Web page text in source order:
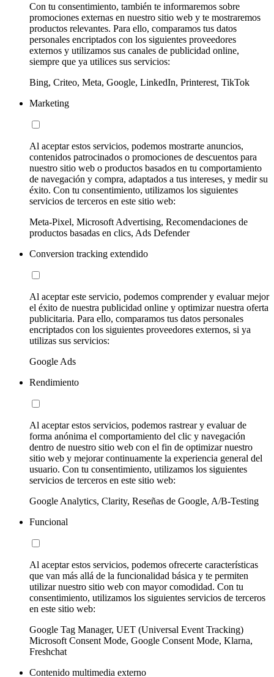
Con tu consentimiento, también te informaremos sobre
promociones externas en nuestro sitio web y te mostraremos
productos relevantes. Para ello, comparamos tus datos
personales encriptados con los siguientes proveedores
externos y utilizamos sus canales de publicidad online,
siempre que ya utilices sus servicios:
Bing, Criteo, Meta, Google, LinkedIn, Printerest, TikTok
Marketing
Al aceptar estos servicios, podemos mostrarte anuncios,
contenidos patrocinados o promociones de descuentos para
nuestro sitio web o productos basados en tu comportamiento
de navegación y compra, adaptados a tus intereses, y medir su
éxito. Con tu consentimiento, utilizamos los siguientes
servicios de terceros en este sitio web:
Meta-Pixel, Microsoft Advertising, Recomendaciones de
productos basadas en clics, Ads Defender
Conversion tracking extendido
Al aceptar este servicio, podemos comprender y evaluar mejor
el éxito de nuestra publicidad online y optimizar nuestra oferta
publicitaria. Para ello, comparamos tus datos personales
encriptados con los siguientes proveedores externos, si ya
utilizas sus servicios:
Google Ads
Rendimiento
Al aceptar estos servicios, podemos rastrear y evaluar de
forma anónima el comportamiento del clic y navegación
dentro de nuestro sitio web con el fin de optimizar nuestro
sitio web y mejorar continuamente la experiencia general del
usuario. Con tu consentimiento, utilizamos los siguientes
servicios de terceros en este sitio web:
Google Analytics, Clarity, Reseñas de Google, A/B-Testing
Funcional
Al aceptar estos servicios, podemos ofrecerte características
que van más allá de la funcionalidad básica y te permiten
utilizar nuestro sitio web con mayor comodidad. Con tu
consentimiento, utilizamos los siguientes servicios de terceros
en este sitio web:
Google Tag Manager, UET (Universal Event Tracking)
Microsoft Consent Mode, Google Consent Mode, Klarna,
Freshchat
Contenido multimedia externo